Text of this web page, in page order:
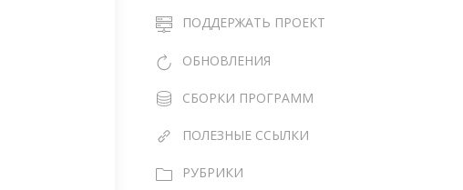
ПОДДЕРЖАТЬ ПРОЕКТ
ОБНОВЛЕНИЯ
СБОРКИ ПРОГРАММ
ПОЛЕЗНЫЕ ССЫЛКИ
РУБРИКИ